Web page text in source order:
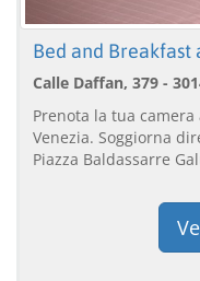
Bed and Breakfast
Calle Daffan, 379 -
Prenota la tua
Venezia. Soggiorna
Piazza Baldassarre